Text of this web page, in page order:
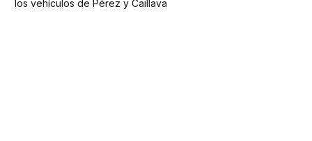
los vehículos de Pérez y Caillava